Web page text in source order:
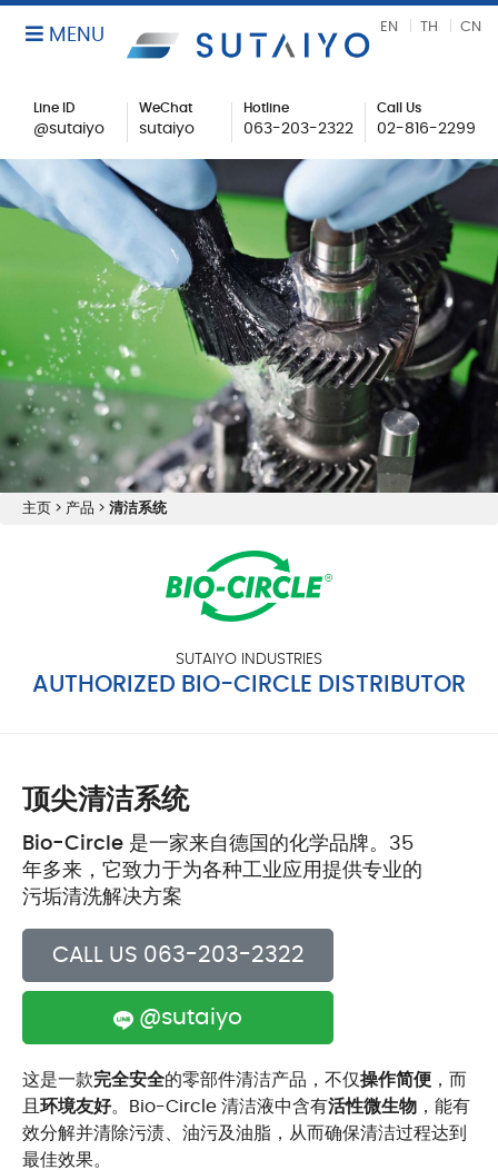
Line ID
@sutaiyo
WeChat
sutaiyo
Hotline
063-203-2322
Call Us
02-816-2299
MENU EN TH CN
主页 > 产品 > 清洁系统
AUTHORIZED BIO-CIRCLE DISTRIBUTOR
SUTAIYO INDUSTRIES
顶尖清洁系统
Bio-Circle 是一家来自德国的化学品牌。35
年多来，它致力于为各种工业应用提供专业的
污垢清洗解决方案
CALL US 063-203-2322
@sutaiyo
这是一款完全安全的零部件清洁产品，不仅操作简便 ，而
且 环境友好。Bio-Circle 清洁液中含有活性微生物 ，能有
效分解并清除污渍、油污及油脂，从而确保清洁过程达到
最佳效果。